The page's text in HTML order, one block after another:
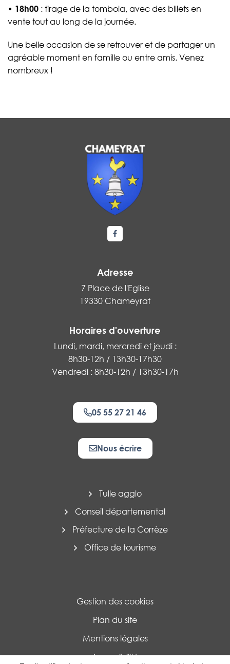
• 18h00 : tirage de la tombola, avec des billets en
vente tout au long de la journée.
Une belle occasion de se retrouver et de partager un
agréable moment en famille ou entre amis. Venez
nombreux !
Lien vers le compte Facebook
Adresse
7 Place de l'Eglise
19330 Chameyrat
Horaires d'ouverture
Lundi, mardi, mercredi et jeudi :
8h30-12h / 13h30-17h30
Vendredi : 8h30-12h / 13h30-17h
05 55 27 21 46
Nous écrire
Tulle agglo
Conseil départemental
Préfecture de la Corrèze
Office de tourisme
Gestion des cookies
Plan du site
Mentions légales
Accessibilité